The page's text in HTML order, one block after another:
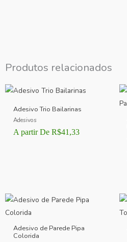
Produtos relacionados
Adesivo Trio Bailarinas
Adesivos
A partir De R$41,33
Adesivo de Parede Pipa
Colorida